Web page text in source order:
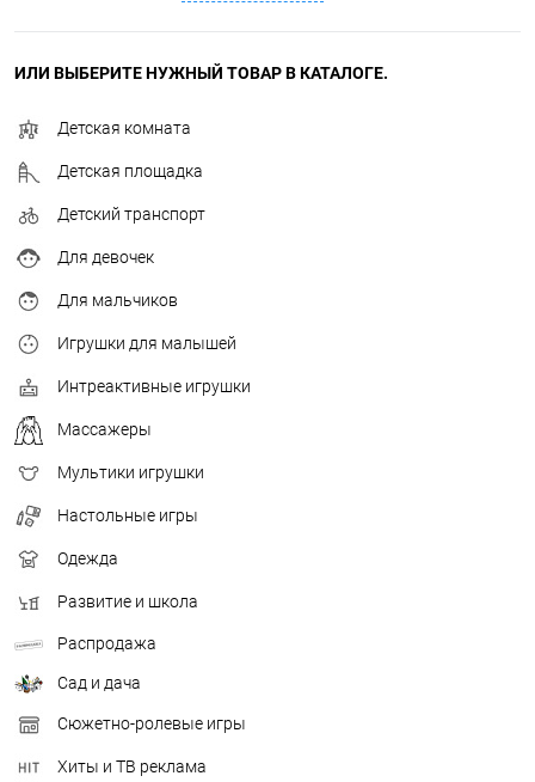
ИЛИ ВЫБЕРИТЕ НУЖНЫЙ ТОВАР В КАТАЛОГЕ.
Детская комната
Детская площадка
Детский транспорт
Для девочек
Для мальчиков
Игрушки для малышей
Интреактивные игрушки
Массажеры
Мультики игрушки
Настольные игры
Одежда
Развитие и школа
Распродажа
Сад и дача
Сюжетно-ролевые игры
Хиты и ТВ реклама